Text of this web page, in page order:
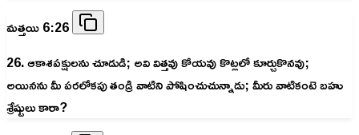
మత్తయి 6:26
26. ఆకాశపక్షులను చూడుడి; అవి విత్తవు కోయవు కొట్లలో కూర్చుకొనవు;
అయినను మీ పరలోకపు తండ్రి వాటిని పోషించుచున్నాడు; మీరు వాటికంటె బహు
శ్రేష్టులు కారా?